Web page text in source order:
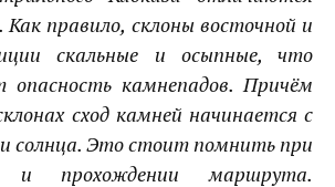
Как правило, склоны восточной и
скальные и осыпные, что
опасность камнепадов. Причём
сход камней начинается с
солнца. Это стоит помнить при
и прохождении маршрута.